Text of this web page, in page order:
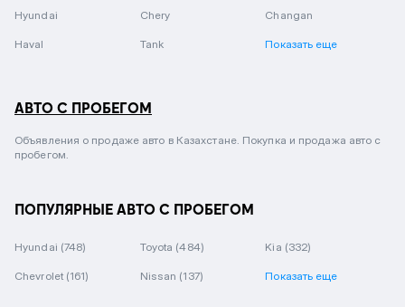
Hyundai Chery Changan
Haval Tank Показать еще
АВТО С ПРОБЕГОМ
Объявления о продаже авто в Казахстане. Покупка и продажа авто с
пробегом.
ПОПУЛЯРНЫЕ АВТО С ПРОБЕГОМ
Hyundai (748) Toyota (484) Kia (332)
Chevrolet (161) Nissan (137) Показать еще